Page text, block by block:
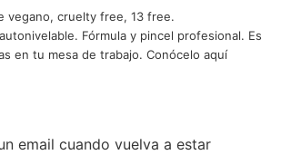
vegano, cruelty free, 13 free.
Fórmula y pincel profesional. Es
en tu mesa de trabajo. Conócelo aquí
email cuando vuelva a estar